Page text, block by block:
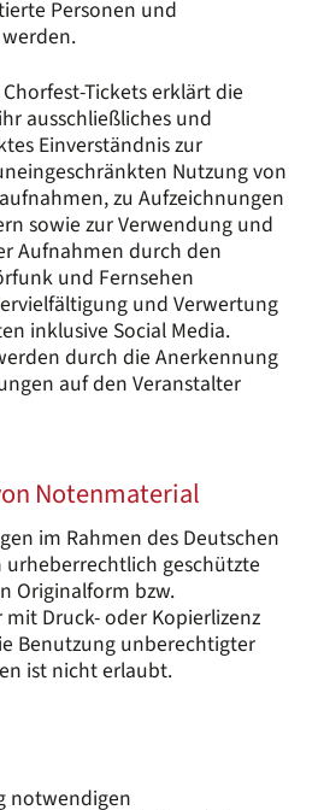
Personen und
Tickets erklärt die
ausschließliches und
Einverständnis zur
Nutzung von
zu Aufzeichnungen
sowie zur Verwendung und
Aufnahmen durch den
und Fernsehen
und Verwertung
inklusive Social Media.
durch die Anerkennung
auf den Veranstalter
Notenmaterial
im Rahmen des Deutschen
urheberrechtlich geschützte
Originalform bzw.
Druck- oder Kopierlizenz
Benutzung unberechtigter
ist nicht erlaubt.
notwendigen